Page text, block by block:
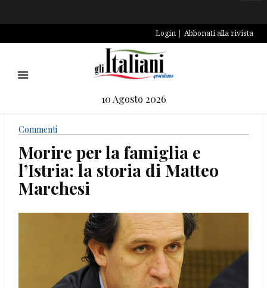
Login Abbonati alla rivista
10 Agosto 2026
Commenti
Morire per la famiglia e
l’Istria: la storia di Matteo
Marchesi